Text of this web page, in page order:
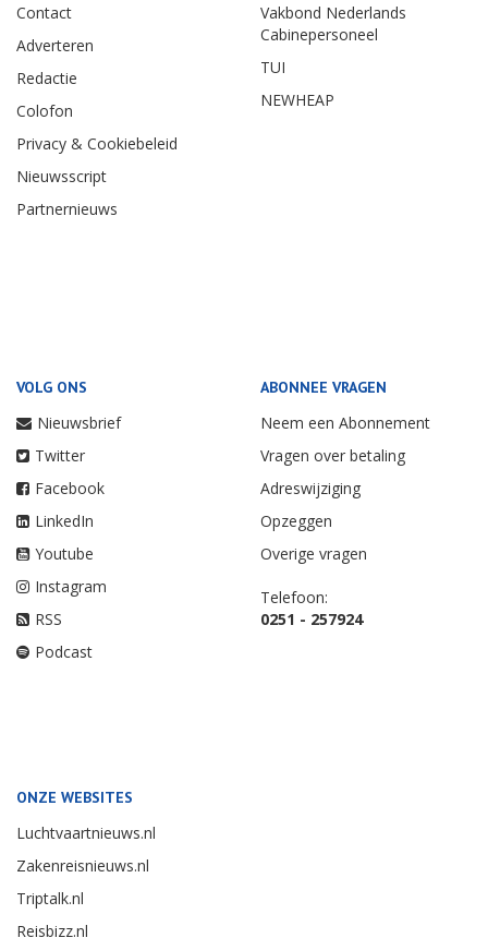
Contact
Adverteren
Redactie
Colofon
Privacy & Cookiebeleid
Nieuwsscript
Partnernieuws
Vakbond Nederlands
Cabinepersoneel
TUI
NEWHEAP
VOLG ONS
Nieuwsbrief
Twitter
Facebook
LinkedIn
Youtube
Instagram
RSS
Podcast
ABONNEE VRAGEN
Neem een Abonnement
Vragen over betaling
Adreswijziging
Opzeggen
Overige vragen
Telefoon:
0251 - 257924
ONZE WEBSITES
Luchtvaartnieuws.nl
Zakenreisnieuws.nl
Triptalk.nl
Reisbizz.nl